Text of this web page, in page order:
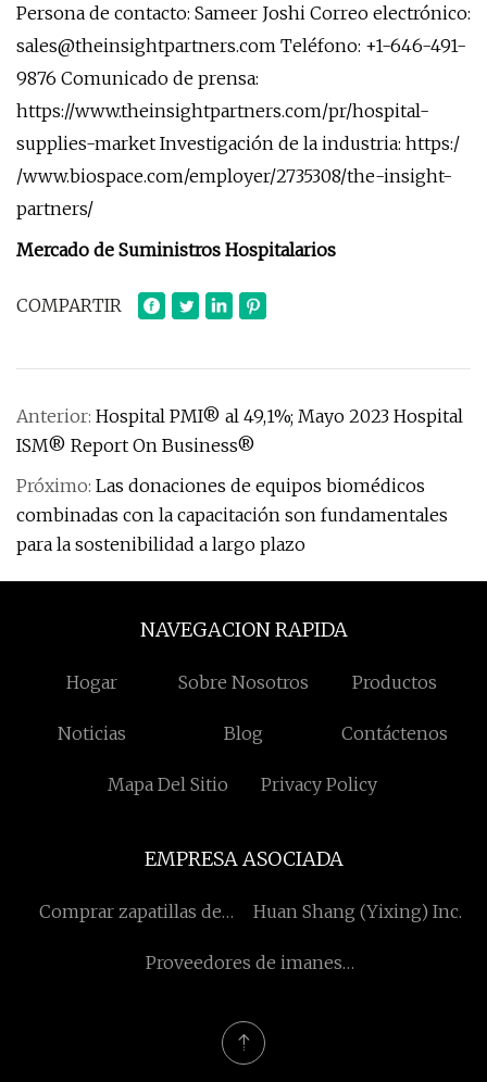
Persona de contacto: Sameer Joshi Correo electrónico:
sales@theinsightpartners.com Teléfono: +1-646-491-
9876 Comunicado de prensa:
https://www.theinsightpartners.com/pr/hospital-
supplies-market Investigación de la industria: https:/
/www.biospace.com/employer/2735308/the-insight-
partners/
Mercado de Suministros Hospitalarios
COMPARTIR
Anterior: Hospital PMI® al 49,1%; Mayo 2023 Hospital
ISM® Report On Business®
Próximo: Las donaciones de equipos biomédicos
combinadas con la capacitación son fundamentales
para la sostenibilidad a largo plazo
NAVEGACION RAPIDA
Hogar Sobre Nosotros Productos
Noticias Blog Contáctenos
Mapa Del Sitio Privacy Policy
EMPRESA ASOCIADA
Comprar zapatillas de
Huan Shang (Yixing) Inc.
Proveedores de imanes